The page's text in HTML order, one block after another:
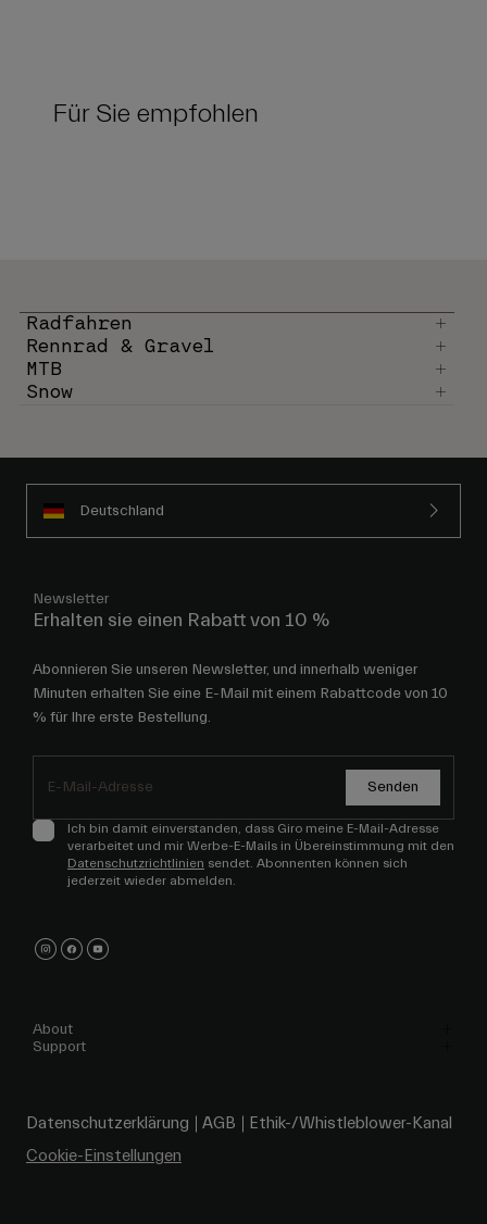
Für Sie empfohlen
Radfahren
Rennrad & Gravel
MTB
Snow
Deutschland
Newsletter
Erhalten sie einen Rabatt von 10 %
Abonnieren Sie unseren Newsletter, und innerhalb weniger
Minuten erhalten Sie eine E-Mail mit einem Rabattcode von 10
% für Ihre erste Bestellung.
Senden
Ich bin damit einverstanden, dass Giro meine E-Mail-Adresse
verarbeitet und mir Werbe-E-Mails in Übereinstimmung mit den
Datenschutzrichtlinien sendet. Abonnenten können sich
jederzeit wieder abmelden.
About
Support
Datenschutzerklärung AGB
Ethik-/Whistleblower-Kanal
Cookie-Einstellungen